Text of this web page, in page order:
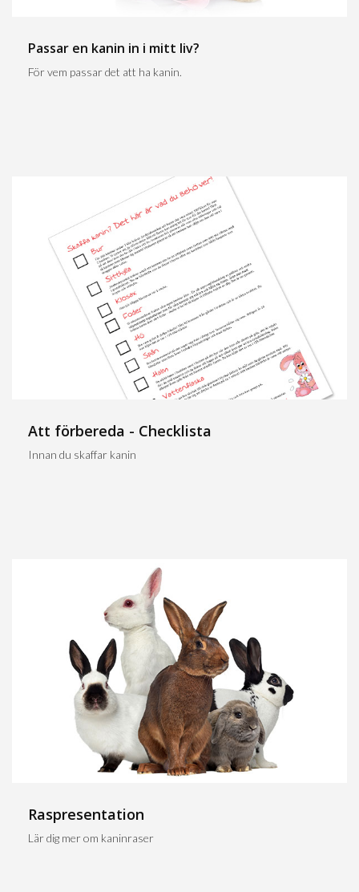
Passar en kanin in i mitt liv?
För vem passar det att ha kanin.
Att förbereda - Checklista
Innan du skaffar kanin
Raspresentation
Lär dig mer om kaninraser